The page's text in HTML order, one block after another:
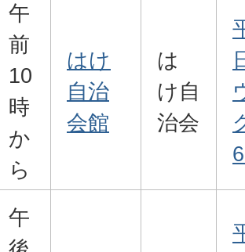
午
前
10
時
か
ら
はけ
自治
会館
は
け自
治会
午